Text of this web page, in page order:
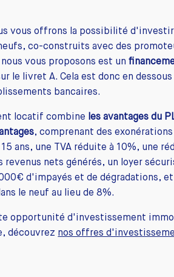
vous offrons la possibilité d'investir
co-construits avec des
vous proposons est un
le livret A. Cela est donc en
bancaires.
locatif combine les avantages du
, comprenant des
ans, une TVA réduite à 10%, une
revenus nets générés, un loyer
d'impayés et de dégradations,
le neuf au lieu de 8%.
opportunité d'investissement
découvrez nos offres